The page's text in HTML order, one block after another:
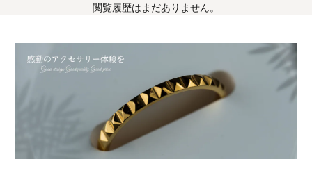
閲覧履歴はまだありません。